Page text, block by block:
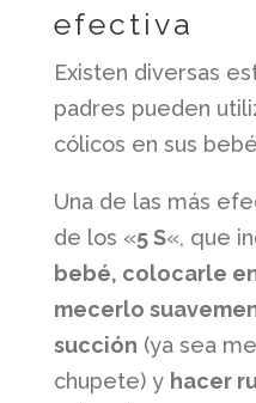
efectiva
Existen diversas
padres pueden
cólicos en sus
Una de las más
de los «5 S«, que
bebé, colocarle
mecerlo
succión (ya sea
chupete) y hacer